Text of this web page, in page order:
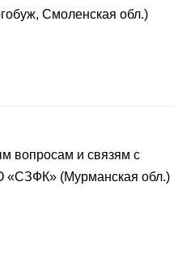
Смоленская обл.)
вопросам и связям с
«СЗФК» (Мурманская обл.)